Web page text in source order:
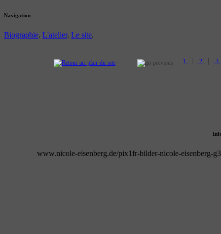
Navigation
Biographie. L'atelier. Le site.
1 | 2 | 3
www.nicole-eisenberg.de/pix1fr-bilder-nicole-eisenberg-